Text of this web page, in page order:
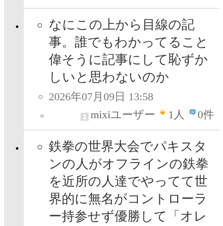
なにこの上から目線の記
事。誰でもわかってること
偉そうに記事にして恥ずか
しいと思わないのか
2026年07月09日 13:58
mixiユーザー
1人 0件
鉄拳の世界大会でパキスタ
ンの人がオフラインの鉄拳
を近所の人達でやってて世
界的に無名がコントローラ
ー持参せず優勝して「オレ